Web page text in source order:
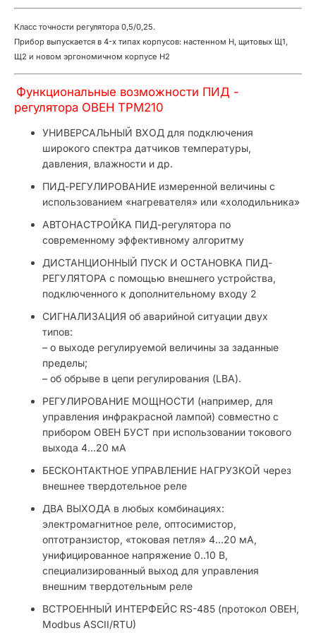
Класс точности регулятора 0,5/0,25.
Прибор выпускается в 4-х типах корпусов: настенном Н, щитовых Щ1,
Щ2 и новом эргономичном корпусе Н2
Функциональные возможности ПИД -
регулятора ОВЕН ТРМ210
УНИВЕРСАЛЬНЫЙ ВХОД для подключения
широкого спектра датчиков температуры,
давления, влажности и др.
ПИД-РЕГУЛИРОВАНИЕ измеренной величины с
использованием «нагревателя» или «холодильника»
АВТОНАСТРОЙКА ПИД-регулятора по
современному эффективному алгоритму
ДИСТАНЦИОННЫЙ ПУСК И ОСТАНОВКА ПИД-
РЕГУЛЯТОРА с помощью внешнего устройства,
подключенного к дополнительному входу 2
СИГНАЛИЗАЦИЯ об аварийной ситуации двух
типов:
– о выходе регулируемой величины за заданные
пределы;
– об обрыве в цепи регулирования (LBA).
РЕГУЛИРОВАНИЕ МОЩНОСТИ (например, для
управления инфракрасной лампой) совместно с
прибором ОВЕН БУСТ при использовании токового
выхода 4...20 мА
БЕСКОНТАКТНОЕ УПРАВЛЕНИЕ НАГРУЗКОЙ через
внешнее твердотельное реле
ДВА ВЫХОДА в любых комбинациях:
электромагнитное реле, оптосимистор,
оптотранзистор, «токовая петля» 4...20 мА,
унифицированное напряжение 0..10 В,
специализированный выход для управления
внешним твердотельным реле
ВСТРОЕННЫЙ ИНТЕРФЕЙС RS-485 (протокол ОВЕН,
Modbus ASCII/RTU)